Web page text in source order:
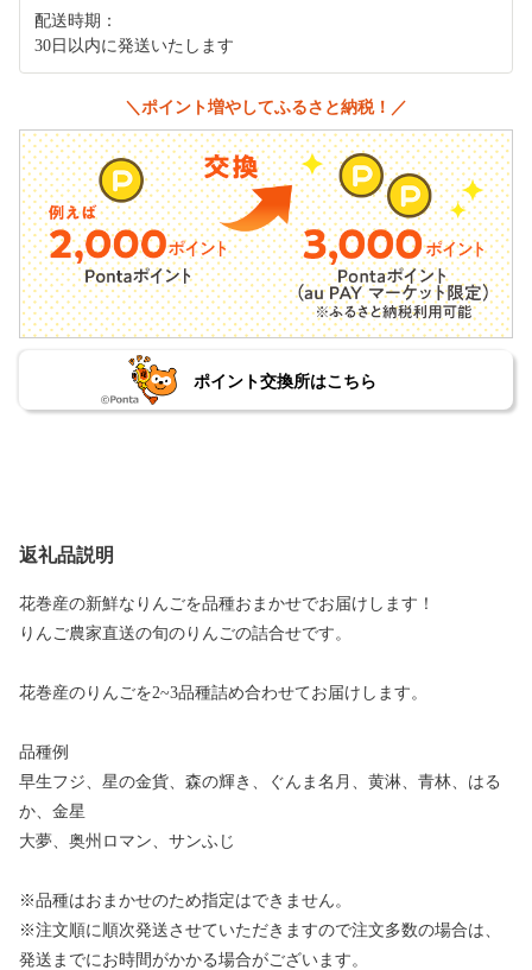
配送時期：
30日以内に発送いたします
＼ポイント増やしてふるさと納税！／
ポイント交換所はこちら
返礼品説明
花巻産の新鮮なりんごを品種おまかせでお届けします！
りんご農家直送の旬のりんごの詰合せです。
花巻産のりんごを2~3品種詰め合わせてお届けします。
品種例
早生フジ、星の金貨、森の輝き、ぐんま名月、黄淋、青林、はる
か、金星
大夢、奥州ロマン、サンふじ
※品種はおまかせのため指定はできません。
※注文順に順次発送させていただきますので注文多数の場合は、
発送までにお時間がかかる場合がございます。